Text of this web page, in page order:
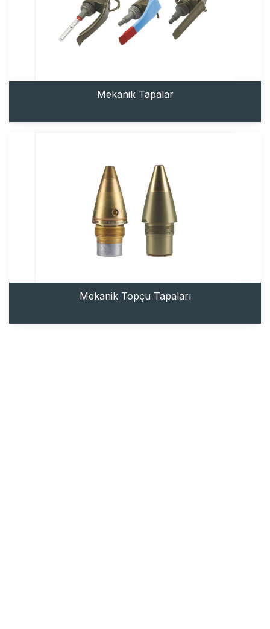
Mekanik Tapalar
Mekanik Topçu Tapaları